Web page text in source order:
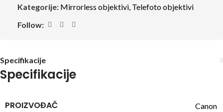
Kategorije: Mirrorless objektivi, Telefoto objektivi
Follow:
Specifikacije
Specifikacije
PROIZVOĐAČ Canon